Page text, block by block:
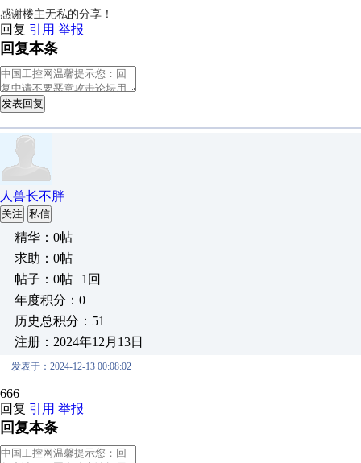
感谢楼主无私的分享！
回复 引用 举报
回复本条
发表回复
人兽长不胖
关注 私信
精华：0帖
求助：0帖
帖子：0帖 | 1回
年度积分：0
历史总积分：51
注册：2024年12月13日
发表于：2024-12-13 00:08:02
666
回复 引用 举报
回复本条